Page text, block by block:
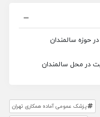
حوزه سالمندان
در محل سالمندان
پزشک عمومی آماده همکاری تهران